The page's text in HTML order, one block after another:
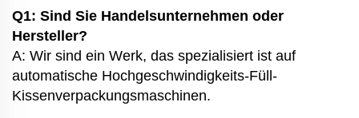
Q1: Sind Sie Handelsunternehmen oder
Hersteller?
A: Wir sind ein Werk, das spezialisiert ist auf
automatische Hochgeschwindigkeits-Füll-
Kissenverpackungsmaschinen.